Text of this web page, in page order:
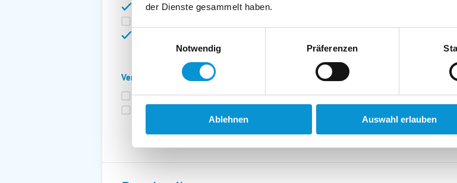
der Dienste gesammelt haben.
Notwendig
Präferenzen
Ablehnen Auswahl erlauben
Bettwäsche inkl.
Geschirrtücher inkl.
Verpflegung:
Brötchenservice
Frühstück möglich
Halbpension möglich
Vollpension möglich